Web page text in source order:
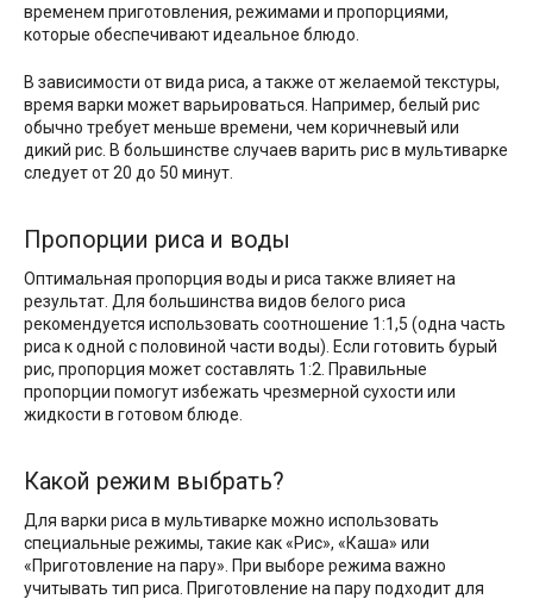
временем приготовления, режимами и пропорциями,
которые обеспечивают идеальное блюдо.
В зависимости от вида риса, а также от желаемой текстуры,
время варки может варьироваться. Например, белый рис
обычно требует меньше времени, чем коричневый или
дикий рис. В большинстве случаев варить рис в мультиварке
следует от 20 до 50 минут.
Пропорции риса и воды
Оптимальная пропорция воды и риса также влияет на
результат. Для большинства видов белого риса
рекомендуется использовать соотношение 1:1,5 (одна часть
риса к одной с половиной части воды). Если готовить бурый
рис, пропорция может составлять 1:2. Правильные
пропорции помогут избежать чрезмерной сухости или
жидкости в готовом блюде.
Какой режим выбрать?
Для варки риса в мультиварке можно использовать
специальные режимы, такие как «Рис», «Каша» или
«Приготовление на пару». При выборе режима важно
учитывать тип риса. Приготовление на пару подходит для